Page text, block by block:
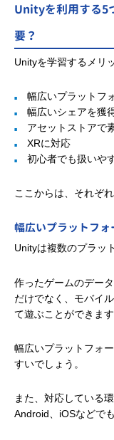
Unityを利用する5
要？
Unityを学習するメリ
幅広いプラットフ
幅広いシェアを獲
アセットストアで
XRに対応
初心者でも扱いや
ここからは、それぞ
幅広いプラットフ
Unityは複数のプラッ
作ったゲームのデー
だけでなく、モバイ
て遊ぶことができます
幅広いプラットフォ
すいでしょう。
また、対応している
Android、iOSなどで